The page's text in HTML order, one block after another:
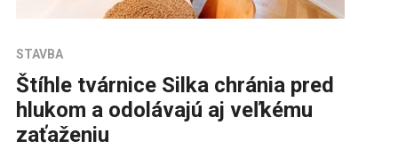
STAVBA
Štíhle tvárnice Silka chránia pred
hlukom a odolávajú aj veľkému
zaťaženiu